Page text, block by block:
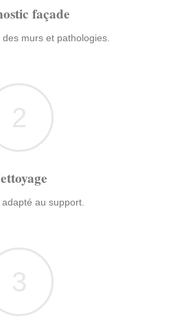
façade
murs et pathologies.
2
au support.
3